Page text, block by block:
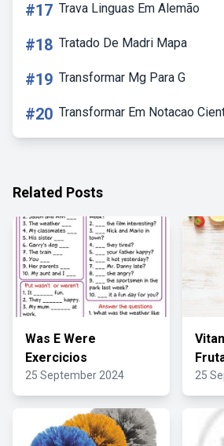
#17 Trava Linguas Em Alemão
#18 Tratado De Madri Mapa
#19 Transformar Mg Para G
#20 Transformar Em Notacao
Related Posts
Was E Were
Exercicios
25 September 2024 25